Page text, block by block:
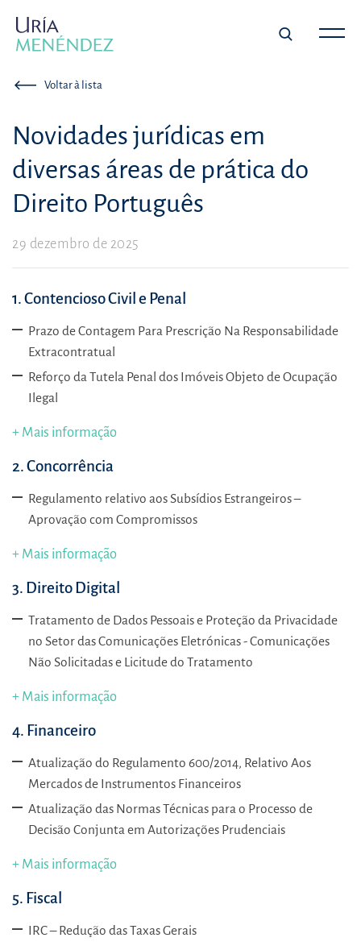
Voltar à lista
Novidades jurídicas em
diversas áreas de prática do
Direito Português
29 dezembro de 2025
1. Contencioso Civil e Penal
Prazo de Contagem Para Prescrição Na Responsabilidade
Extracontratual
Reforço da Tutela Penal dos Imóveis Objeto de Ocupação
Ilegal
+ Mais informação
2. Concorrência
Regulamento relativo aos Subsídios Estrangeiros –
Aprovação com Compromissos
+ Mais informação
3. Direito Digital
Tratamento de Dados Pessoais e Proteção da Privacidade
no Setor das Comunicações Eletrónicas - Comunicações
Não Solicitadas e Licitude do Tratamento
+ Mais informação
4. Financeiro
Atualização do Regulamento 600/2014, Relativo Aos
Mercados de Instrumentos Financeiros
Atualização das Normas Técnicas para o Processo de
Decisão Conjunta em Autorizações Prudenciais
+ Mais informação
5. Fiscal
IRC – Redução das Taxas Gerais